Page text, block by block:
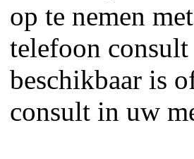
op te nemen
telefoon
beschikbaar is
consult in uw